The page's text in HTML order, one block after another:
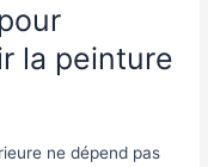
la peinture
ne dépend pas